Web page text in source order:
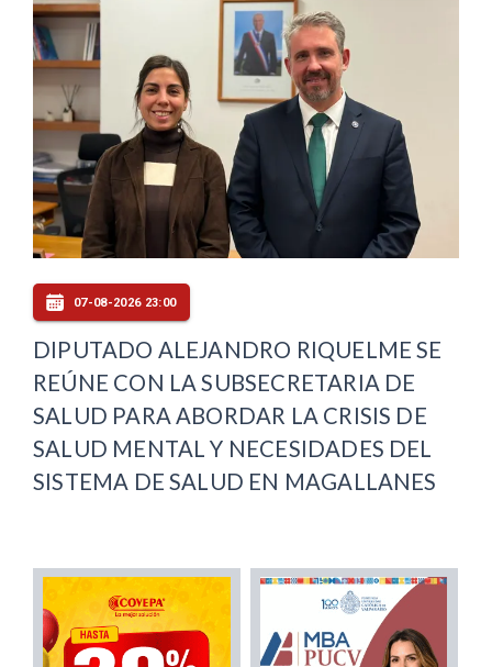
07-08-2026 23:00
DIPUTADO ALEJANDRO RIQUELME SE
REÚNE CON LA SUBSECRETARIA DE
SALUD PARA ABORDAR LA CRISIS DE
SALUD MENTAL Y NECESIDADES DEL
SISTEMA DE SALUD EN MAGALLANES